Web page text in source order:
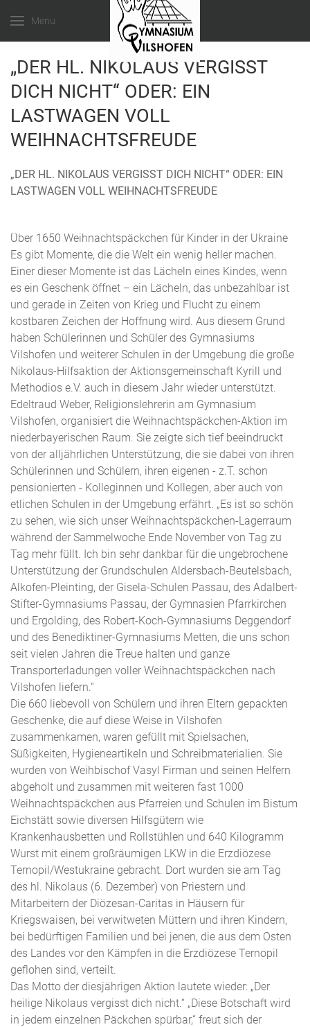
Menu
„DER HL. NIKOLAUS VERGISST
DICH NICHT“ ODER: EIN
LASTWAGEN VOLL
WEIHNACHTSFREUDE
„DER HL. NIKOLAUS VERGISST DICH NICHT“ ODER: EIN
LASTWAGEN VOLL WEIHNACHTSFREUDE
Über 1650 Weihnachtspäckchen für Kinder in der Ukraine
Es gibt Momente, die die Welt ein wenig heller machen.
Einer dieser Momente ist das Lächeln eines Kindes, wenn
es ein Geschenk öffnet – ein Lächeln, das unbezahlbar ist
und gerade in Zeiten von Krieg und Flucht zu einem
kostbaren Zeichen der Hoffnung wird. Aus diesem Grund
haben Schülerinnen und Schüler des Gymnasiums
Vilshofen und weiterer Schulen in der Umgebung die große
Nikolaus-Hilfsaktion der Aktionsgemeinschaft Kyrill und
Methodios e.V. auch in diesem Jahr wieder unterstützt.
Edeltraud Weber, Religionslehrerin am Gymnasium
Vilshofen, organisiert die Weihnachtspäckchen-Aktion im
niederbayerischen Raum. Sie zeigte sich tief beeindruckt
von der alljährlichen Unterstützung, die sie dabei von ihren
Schülerinnen und Schülern, ihren eigenen - z.T. schon
pensionierten - Kolleginnen und Kollegen, aber auch von
etlichen Schulen in der Umgebung erfährt. „Es ist so schön
zu sehen, wie sich unser Weihnachtspäckchen-Lagerraum
während der Sammelwoche Ende November von Tag zu
Tag mehr füllt. Ich bin sehr dankbar für die ungebrochene
Unterstützung der Grundschulen Aldersbach-Beutelsbach,
Alkofen-Pleinting, der Gisela-Schulen Passau, des Adalbert-
Stifter-Gymnasiums Passau, der Gymnasien Pfarrkirchen
und Ergolding, des Robert-Koch-Gymnasiums Deggendorf
und des Benediktiner-Gymnasiums Metten, die uns schon
seit vielen Jahren die Treue halten und ganze
Transporterladungen voller Weihnachtspäckchen nach
Vilshofen liefern.“
Die 660 liebevoll von Schülern und ihren Eltern gepackten
Geschenke, die auf diese Weise in Vilshofen
zusammenkamen, waren gefüllt mit Spielsachen,
Süßigkeiten, Hygieneartikeln und Schreibmaterialien. Sie
wurden von Weihbischof Vasyl Firman und seinen Helfern
abgeholt und zusammen mit weiteren fast 1000
Weihnachtspäckchen aus Pfarreien und Schulen im Bistum
Eichstätt sowie diversen Hilfsgütern wie
Krankenhausbetten und Rollstühlen und 640 Kilogramm
Wurst mit einem großräumigen LKW in die Erzdiözese
Ternopil/Westukraine gebracht. Dort wurden sie am Tag
des hl. Nikolaus (6. Dezember) von Priestern und
Mitarbeitern der Diözesan-Caritas in Häusern für
Kriegswaisen, bei verwitweten Müttern und ihren Kindern,
bei bedürftigen Familien und bei jenen, die aus dem Osten
des Landes vor den Kämpfen in die Erzdiözese Ternopil
geflohen sind, verteilt.
Das Motto der diesjährigen Aktion lautete wieder: „Der
heilige Nikolaus vergisst dich nicht.“ „Diese Botschaft wird
in jedem einzelnen Päckchen spürbar,“ freut sich der